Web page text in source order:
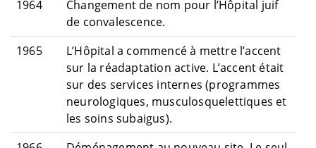
1964
Changement de nom pour l’Hôpital juif
de convalescence.
1965
L’Hôpital a commencé à mettre l’accent
sur la réadaptation active. L’accent était
sur des services internes (programmes
neurologiques, musculosquelettiques et
les soins subaigus).